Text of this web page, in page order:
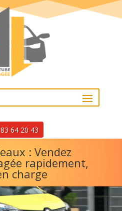
64 20 43
: Vendez
rapidement,
charge